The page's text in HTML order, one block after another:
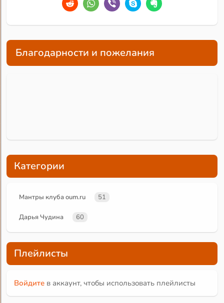
Благодарности и пожелания
Категории
Мантры клуба oum.ru 51
Дарья Чудина 60
Плейлисты
Войдите в аккаунт, чтобы использовать плейлисты